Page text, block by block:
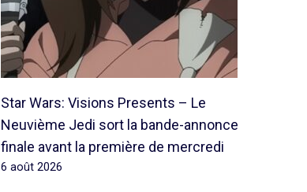
Star Wars: Visions Presents – Le
Neuvième Jedi sort la bande-annonce
finale avant la première de mercredi
6 août 2026